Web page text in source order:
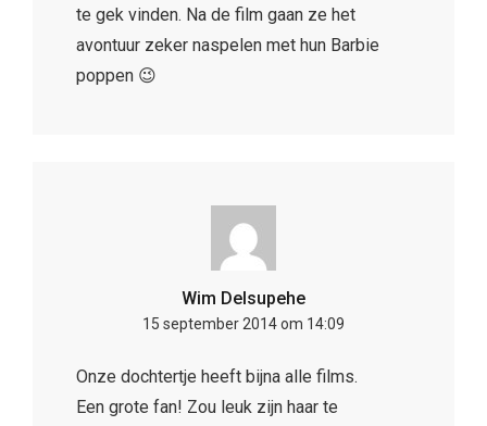
te gek vinden. Na de film gaan ze het
avontuur zeker naspelen met hun Barbie
poppen 😉
Wim Delsupehe
15 september 2014 om 14:09
Onze dochtertje heeft bijna alle films.
Een grote fan! Zou leuk zijn haar te